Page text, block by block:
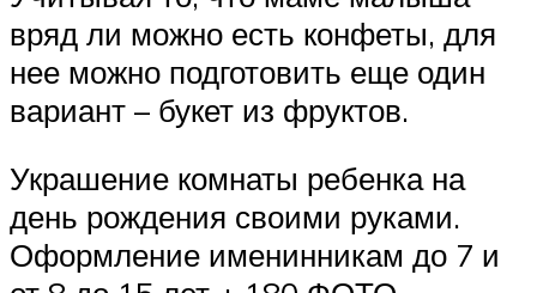
вряд ли можно есть конфеты, для
нее можно подготовить еще один
вариант – букет из фруктов.
Украшение комнаты ребенка на
день рождения своими руками.
Оформление именинникам до 7 и